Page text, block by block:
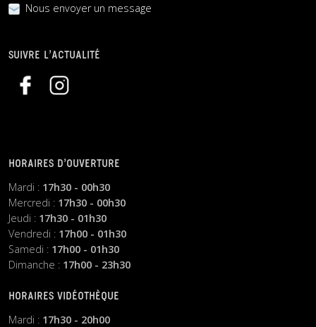
Nous envoyer un message
SUIVRE L’ACTUALITÉ
HORAIRES D’OUVERTURE
Mardi : 17h30 - 00h30
Mercredi : 17h30 - 00h30
Jeudi : 17h30 - 01h30
Vendredi : 17h00 - 01h30
Samedi : 17h00 - 01h30
Dimanche : 17h00 - 23h30
HORAIRES VIDÉOTHÈQUE
Mardi : 17h30 - 20h00